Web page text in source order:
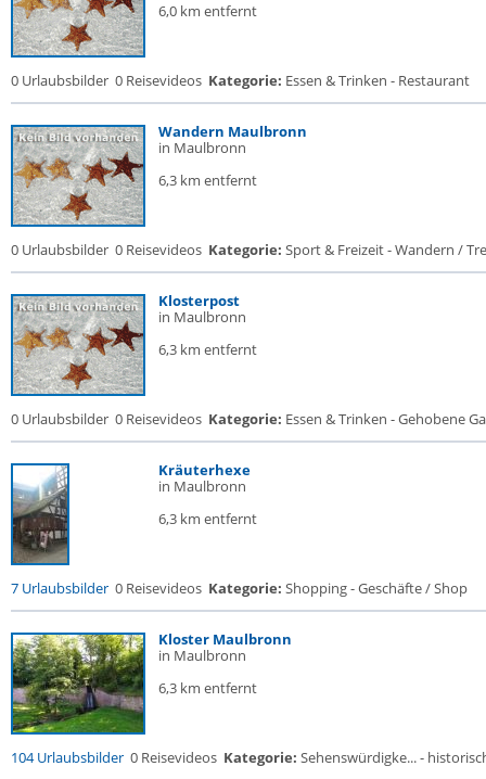
6,0 km entfernt
0 Urlaubsbilder 0 Reisevideos Kategorie: Essen & Trinken - Restaurant
Wandern Maulbronn
in Maulbronn
6,3 km entfernt
0 Urlaubsbilder 0 Reisevideos Kategorie: Sport & Freizeit - Wandern /
Klosterpost
in Maulbronn
6,3 km entfernt
0 Urlaubsbilder 0 Reisevideos Kategorie: Essen & Trinken - Gehobene
Kräuterhexe
in Maulbronn
6,3 km entfernt
7 Urlaubsbilder 0 Reisevideos Kategorie: Shopping - Geschäfte / Shop
Kloster Maulbronn
in Maulbronn
6,3 km entfernt
104 Urlaubsbilder 0 Reisevideos Kategorie: Sehenswürdigke... -